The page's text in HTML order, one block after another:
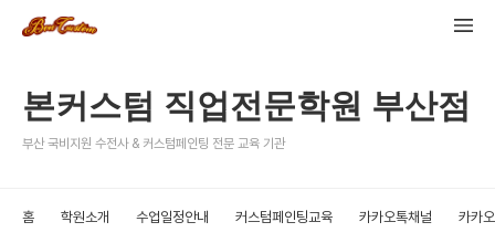
본커스텀 직업전문학원 부산점
부산 국비지원 수전사 & 커스텀페인팅 전문 교육 기관
홈 학원소개 수업일정안내 커스텀페인팅교육 카카오톡채널 카카